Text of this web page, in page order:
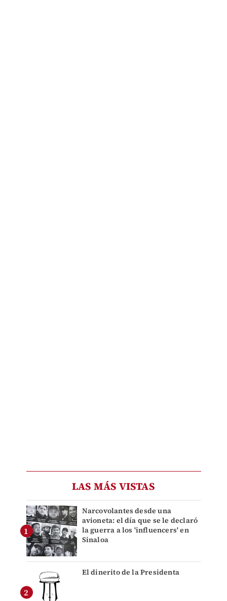
LAS MÁS VISTAS
Narcovolantes desde una
avioneta: el día que se le declaró
la guerra a los 'influencers' en
Sinaloa
El dinerito de la Presidenta